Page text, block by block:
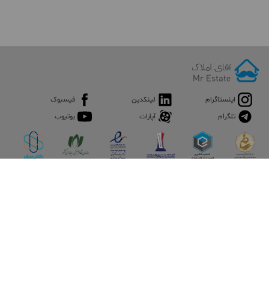
اینستاگرام لینکدین
فیسبوک
تلگرام
آپارات یوتیوب